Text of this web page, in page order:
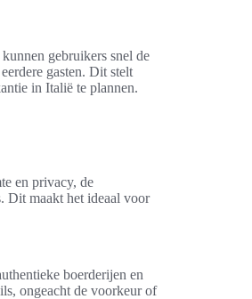
gebruikers snel de
gasten. Dit stelt
in Italië te plannen.
en privacy, de
Dit maakt het ideaal voor
boerderijen en
ongeacht de voorkeur of